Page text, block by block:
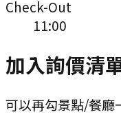
Check-Out
11:00
加入詢價清
可以再勾景點/餐廳